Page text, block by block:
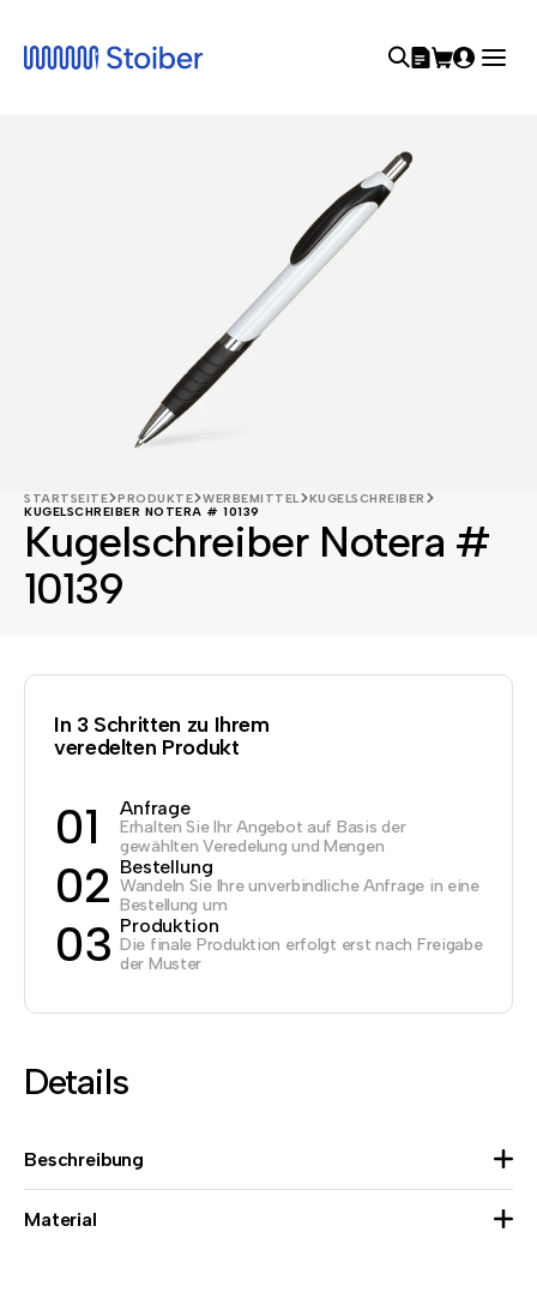
STARTSEITE PRODUKTE WERBEMITTEL
KUGELSCHREIBER
KUGELSCHREIBER NOTERA # 10139
Kugelschreiber Notera #
10139
In 3 Schritten zu Ihrem
veredelten Produkt
01 Anfrage
Erhalten Sie Ihr Angebot auf Basis der
gewählten Veredelung und Mengen
02 Bestellung
Wandeln Sie Ihre unverbindliche Anfrage in eine
Bestellung um
03 Produktion
Die finale Produktion erfolgt erst nach Freigabe
der Muster
Details
Beschreibung
Material